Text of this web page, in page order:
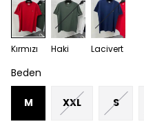
Kırmızı Haki Lacivert
Beden
M XXL S